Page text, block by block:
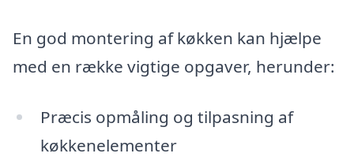
En god montering af køkken kan hjælpe
med en række vigtige opgaver, herunder:
Præcis opmåling og tilpasning af
køkkenelementer